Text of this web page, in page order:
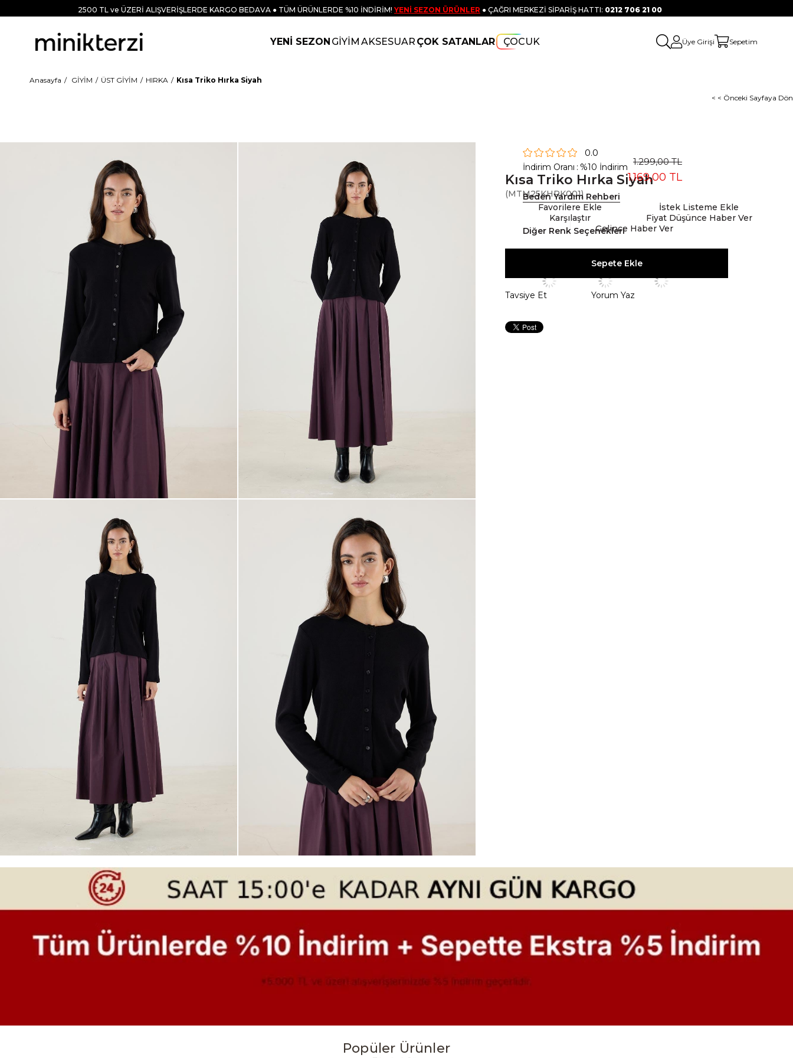
2500 TL ve ÜZERİ ALIŞVERİŞLERDE KARGO BEDAVA ● TÜM ÜRÜNLERDE %10 İNDİRİM! YENİ SEZON ÜRÜNLER ● ÇAĞRI MERKEZİ SİPARİŞ HATTI: 0212 706 21 00
YENİ SEZON GİYİM AKSESUAR ÇOK SATANLAR ÇOCUK Üye Girişi Sepetim
Anasayfa GİYİM ÜST GİYİM HIRKA
Kısa Triko Hırka Siyah
< < Önceki Sayfaya Dön
Kısa Triko Hırka Siyah
(MTM25KHRK001)
0.0
İndirim Oranı : %10 İndirim 1.299,00 TL
1.169,00 TL
Beden Yardım Rehberi
Diğer Renk Seçenekleri
Favorilere Ekle
İstek Listeme Ekle
Karşılaştır
Fiyat Düşünce Haber Ver
Gelince Haber Ver
Tavsiye Et Yorum Yaz
Popüler Ürünler